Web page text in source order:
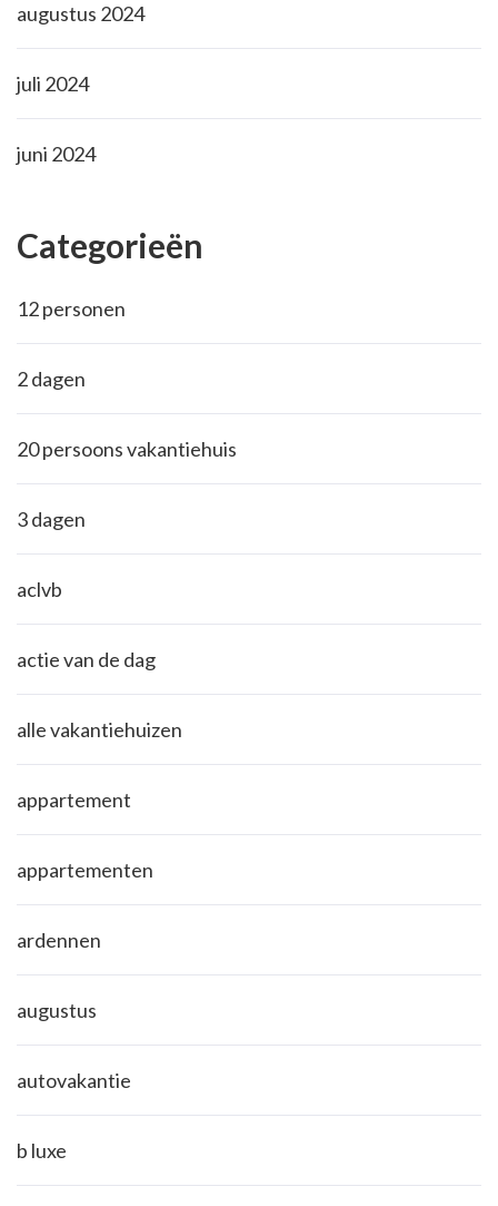
augustus 2024
juli 2024
juni 2024
Categorieën
12 personen
2 dagen
20 persoons vakantiehuis
3 dagen
aclvb
actie van de dag
alle vakantiehuizen
appartement
appartementen
ardennen
augustus
autovakantie
b luxe